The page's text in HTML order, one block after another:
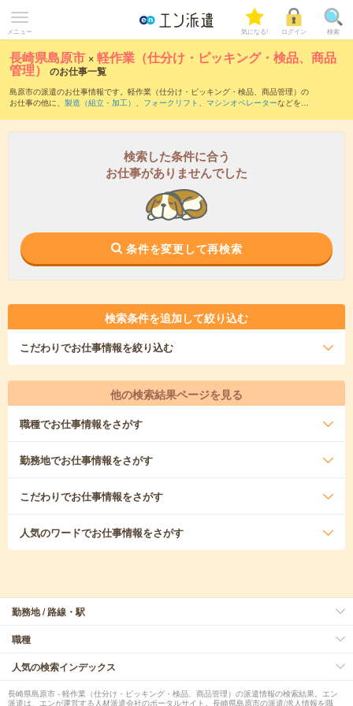
メニュー 気になる! ログイン 検索
長崎県島原市 ×軽作業（仕分け・ピッキング・検品、商品
管理） のお仕事一覧
島原市の派遣のお仕事情報です。軽作業（仕分け・ピッキング・検品、商品管理）の
お仕事の他に、 製造（組立・加工） 、 フォークリフト 、 マシンオペレーターなどを取
管理）のお仕事とは？とは？
検索した条件に合う
お仕事がありませんでした
条件を変更して再検索
検索条件を追加して絞り込む
こだわりでお仕事情報を絞り込む
他の検索結果ページを見る
職種でお仕事情報をさがす
勤務地でお仕事情報をさがす
こだわりでお仕事情報をさがす
人気のワードでお仕事情報をさがす
勤務地 / 路線・駅
職種
人気の検索インデックス
長崎県島原市 - 軽作業（仕分け・ピッキング・検品、商品管理）の派遣情報の検索結果。エン
派遣は、エンが運営する人材派遣会社のポータルサイト。長崎県島原市の派遣/求人情報を職